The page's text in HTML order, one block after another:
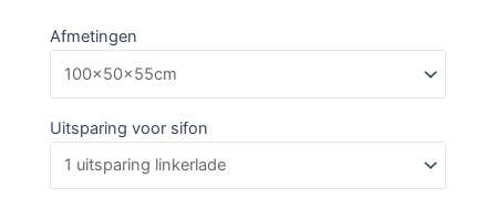
Afmetingen
Uitsparing voor sifon
Badmeubel
aantal